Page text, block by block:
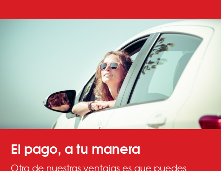
El pago, a tu manera
Otra de nuestras ventajas es que puedes